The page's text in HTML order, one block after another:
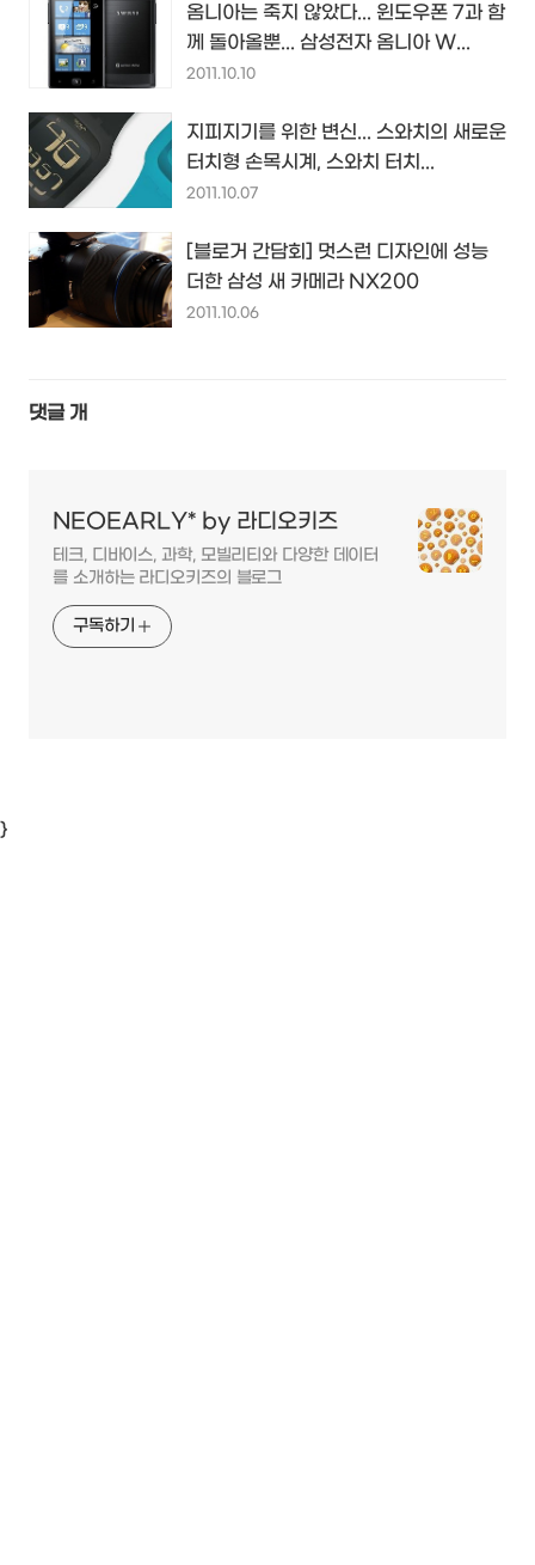
옴니아는 죽지 않았다... 윈도우폰 7과 함
께 돌아올뿐... 삼성전자 옴니아 W...
2011.10.10
지피지기를 위한 변신... 스와치의 새로운
터치형 손목시계, 스와치 터치...
2011.10.07
[블로거 간담회] 멋스런 디자인에 성능
더한 삼성 새 카메라 NX200
2011.10.06
댓글 개
NEOEARLY* by 라디오키즈
테크, 디바이스, 과학, 모빌리티와 다양한 데이터
를 소개하는 라디오키즈의 블로그
구독하기
}